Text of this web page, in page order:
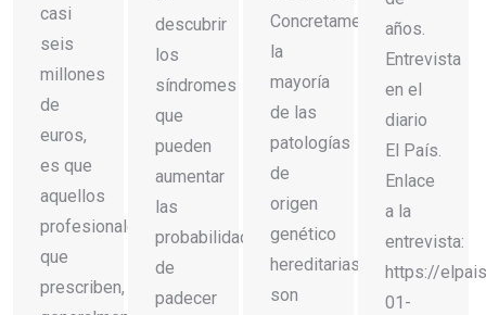
casi
seis
millones
de
euros,
es que
aquellos
profesionales
que
prescriben,
descubrir
los
síndromes
que
pueden
aumentar
las
probabilidades
de
padecer
Concretamente,
la
mayoría
de las
patologías
de
origen
genético
hereditarias
son
años.
Entrevista
en el
diario
El País.
Enlace
a la
entrevista:
https://
01-